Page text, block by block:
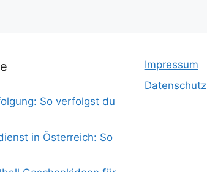
So verfolgst du
in Österreich: So
Impressum
Datenschutz